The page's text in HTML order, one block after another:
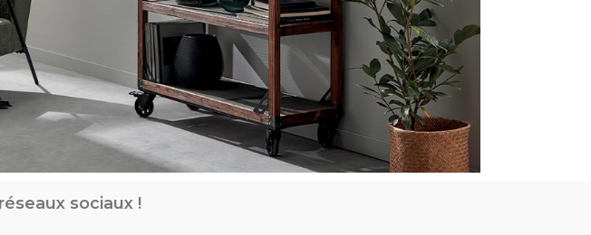
sociaux !